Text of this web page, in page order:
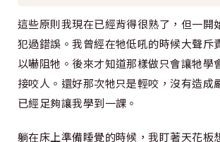
這些原則我現在已經背得很熟了，但一開
犯過錯誤。我曾經在牠低吼的時候大聲斥
以嚇阻牠。後來才知道那樣做只會讓牠學
接咬人。還好那次牠只是輕咬，沒有造成
已經足夠讓我學到一課。
躺在床上準備睡覺的時候，我盯著天花板